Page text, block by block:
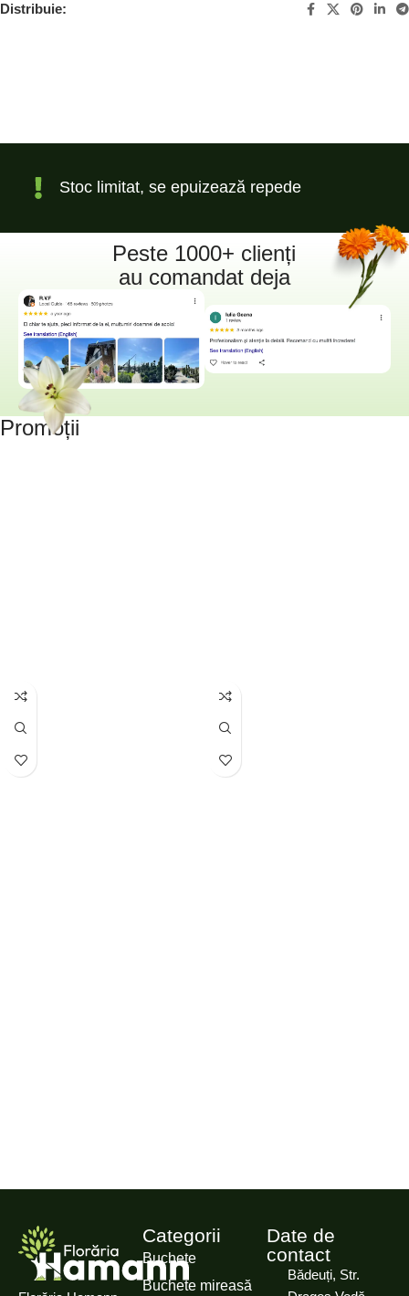
Distribuie:
Stoc limitat, se epuizează repede
Peste 1000+ clienți
au comandat deja
Promoții
Categorii
Buchete
Buchete mireasă
Date de
contact
Bădeuți, Str.